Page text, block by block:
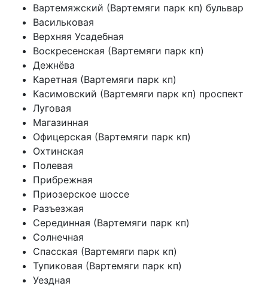
Вартемяжский (Вартемяги парк кп) бульвар
Васильковая
Верхняя Усадебная
Воскресенская (Вартемяги парк кп)
Дежнёва
Каретная (Вартемяги парк кп)
Касимовский (Вартемяги парк кп) проспект
Луговая
Магазинная
Офицерская (Вартемяги парк кп)
Охтинская
Полевая
Прибрежная
Приозерское шоссе
Разъезжая
Серединная (Вартемяги парк кп)
Солнечная
Спасская (Вартемяги парк кп)
Тупиковая (Вартемяги парк кп)
Уездная